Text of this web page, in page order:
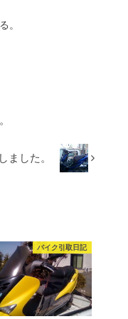
。
した。
バイク引取日記